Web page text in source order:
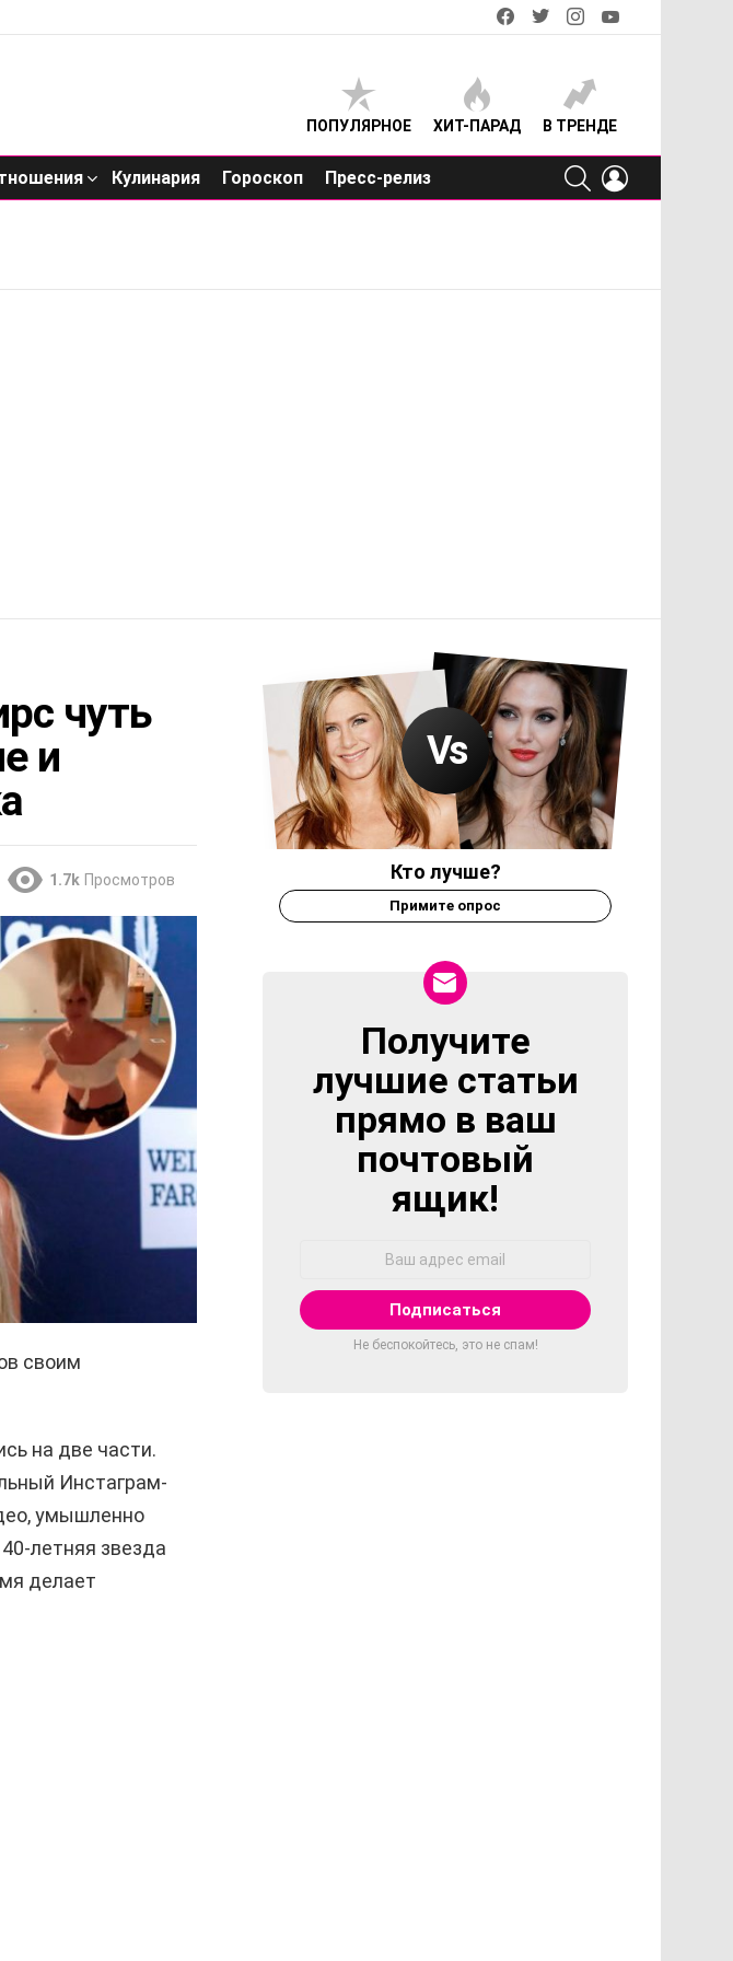
facebooktwitterinstagram
ПОПУЛЯРНОЕ ХИТ-ПАРАД В ТРЕНДЕ
Кулинария Гороскоп Пресс-релиз
SEARCH
чуть
и
1.7k Просмотров
своим
на две части.
Инстаграм-
умышленно
летняя звезда
делает
Кто лучше?
Примите опрос
NEWSLETTER
Получите
лучшие статьи
прямо в ваш
почтовый
ящик!
Не беспокойтесь, это не спам!